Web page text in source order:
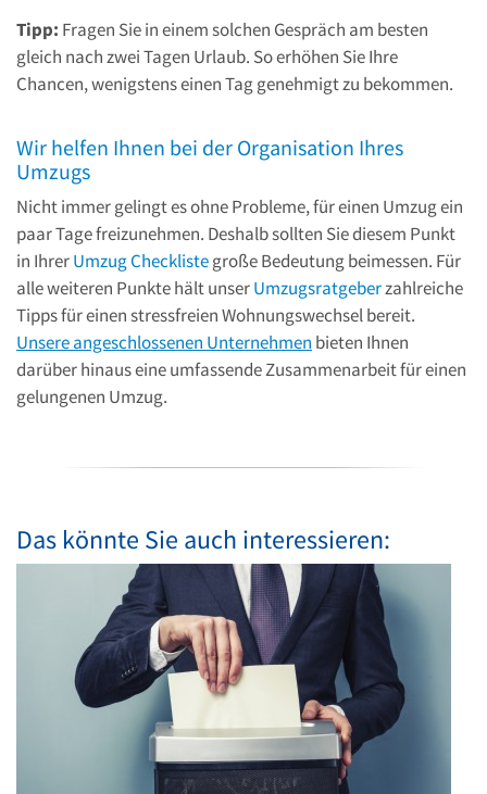
Tipp: Fragen Sie in einem solchen Gespräch am besten
gleich nach zwei Tagen Urlaub. So erhöhen Sie Ihre
Chancen, wenigstens einen Tag genehmigt zu bekommen.
Wir helfen Ihnen bei der Organisation Ihres
Umzugs
Nicht immer gelingt es ohne Probleme, für einen Umzug ein
paar Tage freizunehmen. Deshalb sollten Sie diesem Punkt
in IhrerUmzug Checklistegroße Bedeutung beimessen. Für
alle weiteren Punkte hält unserUmzugsratgeberzahlreiche
Tipps für einen stressfreien Wohnungswechsel bereit.
Unsere angeschlossenen Unternehmen bieten Ihnen
darüber hinaus eine umfassende Zusammenarbeit für einen
gelungenen Umzug.
Das könnte Sie auch interessieren: